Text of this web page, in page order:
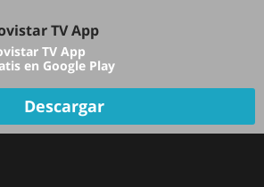
TV EN VIVO
TV App
TV App
en Google Play
Descargar